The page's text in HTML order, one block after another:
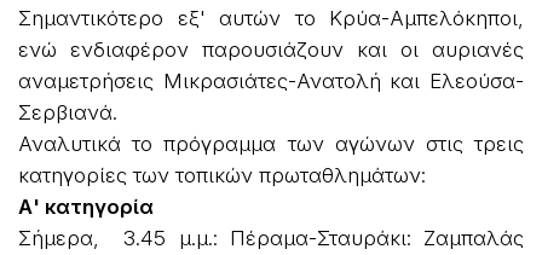
Σημαντικότερο εξ' αυτών το Κρύα-Αμπελόκηποι,
ενώ ενδιαφέρον παρουσιάζουν και οι αυριανές
αναμετρήσεις Μικρασιάτες-Ανατολή και Ελεούσα-
Σερβιανά.
Αναλυτικά το πρόγραμμα των αγώνων στις τρεις
κατηγορίες των τοπικών πρωταθλημάτων:
Α' κατηγορία
Σήμερα, 3.45 μ.μ.: Πέραμα-Σταυράκι: Ζαμπαλάς